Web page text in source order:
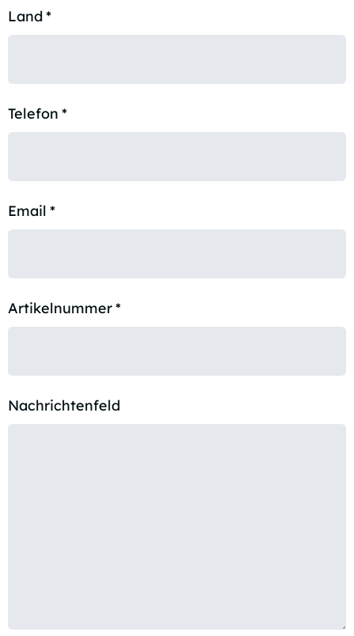
Land*
Telefon *
Email *
Artikelnummer*
Nachrichtenfeld